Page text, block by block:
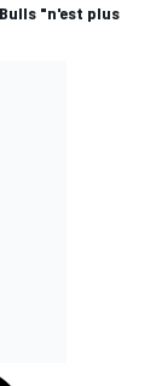
"n'est plus